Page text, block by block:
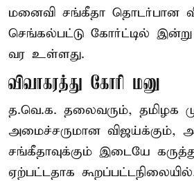
மனைவி சங்கீதா தொடர்பான
செங்கல்பட்டு கோர்ட்டில்
வர உள்ளது.
விவாகரத்து கோரி மனு
த.வெ.க. தலைவரும், தமிழக
அமைச்சருமான விஜய்க்கும்,
சங்கீதாவுக்கும் இடையே
ஏற்பட்டதாக